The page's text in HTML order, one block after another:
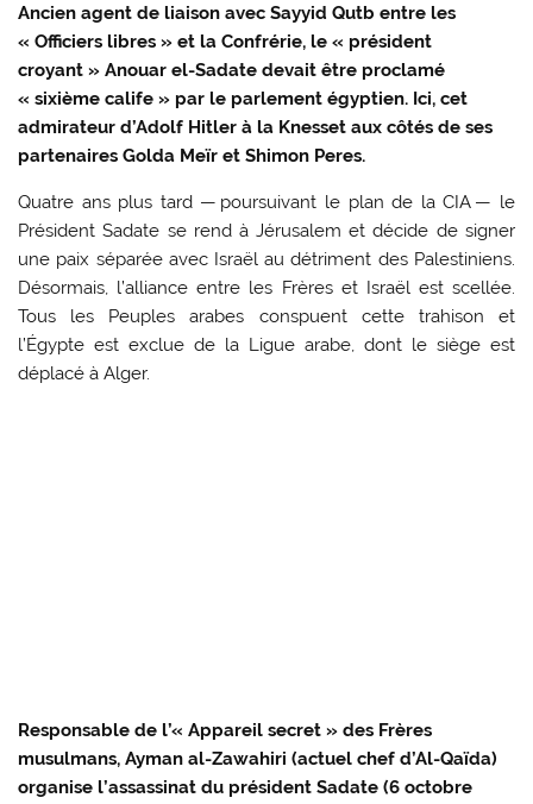
Ancien agent de liaison avec Sayyid Qutb entre les
« Officiers libres » et la Confrérie, le « président
croyant » Anouar el-Sadate devait être proclamé
« sixième calife » par le parlement égyptien. Ici, cet
admirateur d’Adolf Hitler à la Knesset aux côtés de ses
partenaires Golda Meïr et Shimon Peres.
Quatre ans plus tard — poursuivant le plan de la CIA — le
Président Sadate se rend à Jérusalem et décide de signer
une paix séparée avec Israël au détriment des Palestiniens.
Désormais, l’alliance entre les Frères et Israël est scellée.
Tous les Peuples arabes conspuent cette trahison et
l’Égypte est exclue de la Ligue arabe, dont le siège est
déplacé à Alger.
Responsable de l’« Appareil secret » des Frères
musulmans, Ayman al-Zawahiri (actuel chef d’Al-Qaïda)
organise l’assassinat du président Sadate (6 octobre